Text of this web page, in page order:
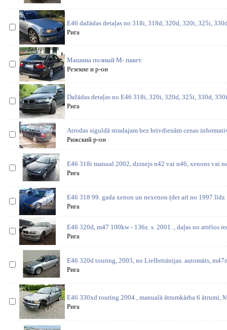
E46 dažādas detaļas no 318i, 318d, 320d, 320i, 325i,
Рига
Машина полный М- пакет.
Резекне и р-он
Dažādas detaļas no E46 318i, 320i, 320d, 325i, 330d,
Рига
Atrodas siguldā stradajam bez brivdienām cenas
Рижский р-он
E46 318i manual 2002, dzinejs n42 vai n46, xenons vai
Рига
E46 318 99. gada xenon un nexenon (der arī no 1997 līdz
Рига
E46 320d, m47 100kw - 136z. s. 2001. , daļas no attēlos
Рига
E46 320d touring, 2003, no Lielbritānijas. automāts,
Рига
E46 330xd touring 2004., manualā ātrumkārba 6 ātrumi,
Рига